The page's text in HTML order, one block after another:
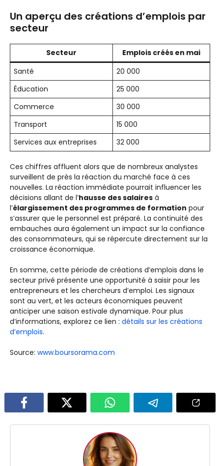
Un aperçu des créations d’emplois par
secteur
Secteur
Emplois créés en mai
Santé
20 000
Éducation
25 000
Commerce
30 000
Transport
15 000
Services aux entreprises
32 000
Ces chiffres affluent alors que de nombreux analystes
surveillent de près la réaction du marché face à ces
nouvelles. La réaction immédiate pourrait influencer les
décisions allant de l’hausse des salaires à
l’élargissement des programmes de formation pour
s’assurer que le personnel est préparé. La continuité des
embauches aura également un impact sur la confiance
des consommateurs, qui se répercute directement sur la
croissance économique.
En somme, cette période de créations d’emplois dans le
secteur privé présente une opportunité à saisir pour les
entrepreneurs et les chercheurs d’emploi. Les signaux
sont au vert, et les acteurs économiques peuvent
anticiper une saison estivale dynamique. Pour plus
d’informations, explorez ce lien : détails sur les créations
d’emplois.
Source: www.boursorama.com